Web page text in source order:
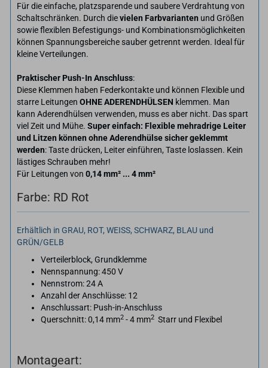
Für die einfache, platzsparende und saubere Verdrahtung von
Schaltschränken. Durch dievielen Farbvarianten und Größen
sowie flexiblen Befestigungs- und Kombinationsmöglichkeiten
können Spannungsbereiche sauber getrennt werden. Ideal für
kleine Verteilungen.
Praktischer Push-In Anschluss:
Diese Klemmen haben Federkontakte und können Flexible und
starre Leitungen OHNE ADERENDHÜLSEN klemmen. Man
kann Aderendhülsen verwenden, muss es aber nicht. Das spart
viel Zeit und Mühe. Super einfach: Flexible mehradrige Leiter
und Litzen können ohne Aderendhülse sicher geklemmt
werden: Taste drücken, Leiter einführen, Taste loslassen. Kein
lästiges Schrauben mehr!
Für Leitungen von 0,14 mm² ... 4 mm²
Farbe: RD Rot
Erhältlich in GRAU, ROT, WEISS, SCHWARZ, BLAU und
GRÜN/GELB
Verteilerblock, Grundklemme
Nennspannung: 450 V
Nennstrom: 24 A
Anzahl der Anschlüsse: 12
Anschlussart: Push-in-Anschluss
Querschnitt: 0,14 mm2 - 4 mm2 Starr und Flexibel
Montageart: